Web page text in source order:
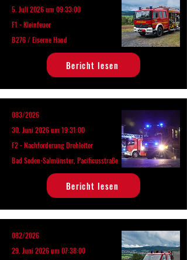
5. Juli 2026 um 09:33:00
F1 - Kleinfeuer
B276 / Eiserne Hand
Bericht lesen
083/2026
30. Juni 2026 um 19:31:00
F2 - Nachforderung Drehleiter
Bad Soden-Salmünster, Pacificusstraße
Bericht lesen
082/2026
29. Juni 2026 um 07:38:00